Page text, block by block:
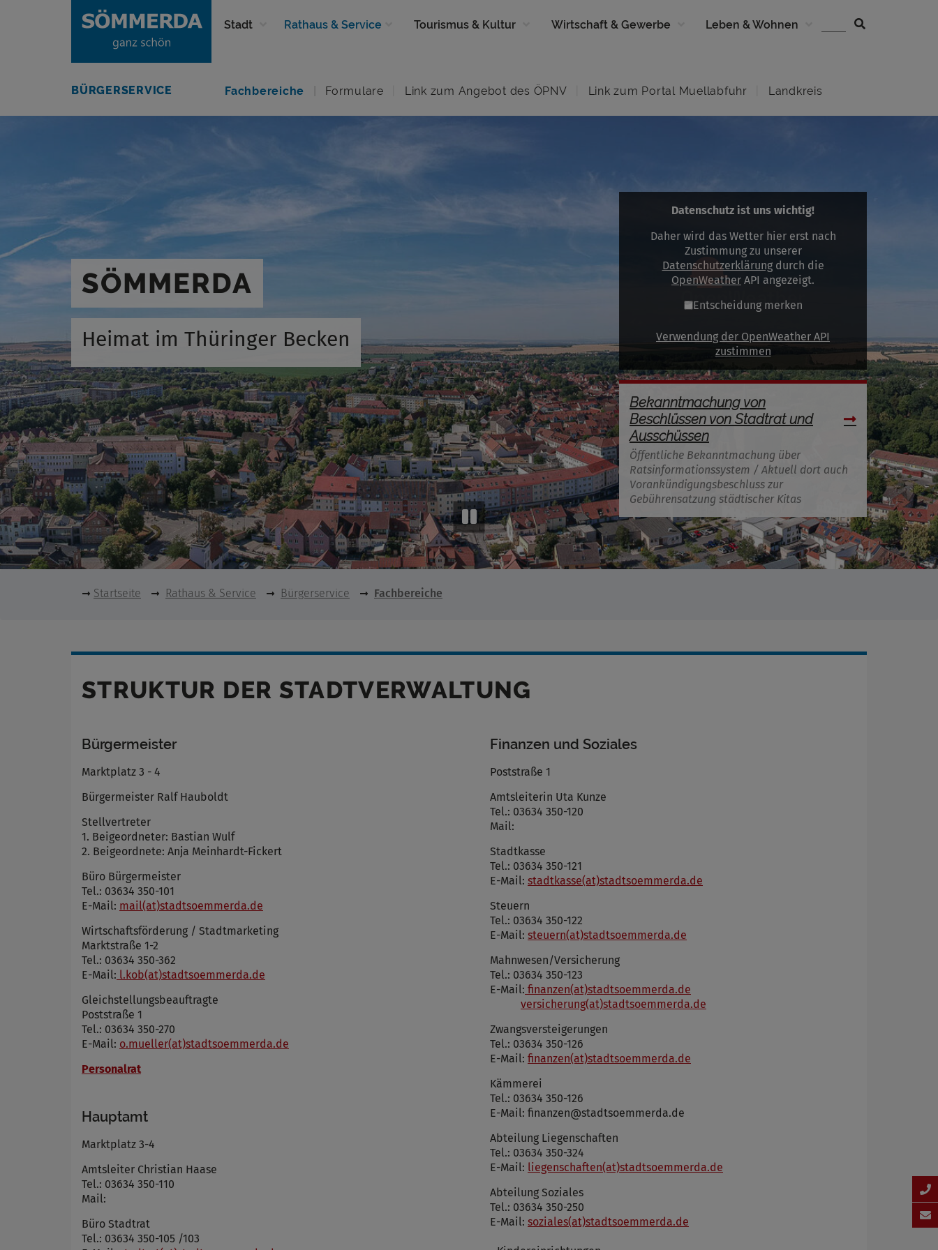
Stadt Rathaus & Service Tourismus & Kultur Wirtschaft & Gewerbe Leben & Wohnen
BÜRGERSERVICE Fachbereiche Formulare Link zum Angebot des ÖPNV Link zum Portal Muellabfuhr Landkreis
SÖMMERDA
Heimat im Thüringer Becken
Datenschutz ist uns wichtig!
Daher wird das Wetter hier erst nach
Zustimmung zu unserer
Datenschutzerklärungdurch die
OpenWeather API angezeigt.
Entscheidung merken
Verwendung der OpenWeather API
zustimmen
Bekanntmachung von
Beschlüssen von Stadtrat und
Ausschüssen
Öffentliche Bekanntmachung über
Ratsinformationssystem / Aktuell dort auch
Vorankündigungsbeschluss zur
Gebührensatzung städtischer Kitas
Startseite Rathaus & Service Bürgerservice Fachbereiche
STRUKTUR DER STADTVERWALTUNG
Bürgermeister
Marktplatz 3 - 4
Bürgermeister Ralf Hauboldt
Stellvertreter
1. Beigeordneter: Bastian Wulf
2. Beigeordnete: Anja Meinhardt-Fickert
Büro Bürgermeister
Tel.: 03634 350-101
E-Mail: mail(at)stadtsoemmerda.de
Wirtschaftsförderung / Stadtmarketing
Marktstraße 1-2
Tel.: 03634 350-362
E-Mail: l.kob(at)stadtsoemmerda.de
Gleichstellungsbeauftragte
Poststraße 1
Tel.: 03634 350-270
E-Mail: o.mueller(at)stadtsoemmerda.de
Personalrat
Hauptamt
Marktplatz 3-4
Amtsleiter Christian Haase
Tel.: 03634 350-110
Mail:
Büro Stadtrat
Tel.: 03634 350-105 /103
Finanzen und Soziales
Poststraße 1
Amtsleiterin Uta Kunze
Tel.: 03634 350-120
Mail:
Stadtkasse
Tel.: 03634 350-121
E-Mail: stadtkasse(at)stadtsoemmerda.de
Steuern
Tel.: 03634 350-122
E-Mail: steuern(at)stadtsoemmerda.de
Mahnwesen/Versicherung
Tel.: 03634 350-123
E-Mail: finanzen(at)stadtsoemmerda.de
versicherung(at)stadtsoemmerda.de
Zwangsversteigerungen
Tel.: 03634 350-126
E-Mail: finanzen(at)stadtsoemmerda.de
Kämmerei
Tel.: 03634 350-126
E-Mail: finanzen@stadtsoemmerda.de
Abteilung Liegenschaften
Tel.: 03634 350-324
E-Mail: liegenschaften(at)stadtsoemmerda.de
Abteilung Soziales
Tel.: 03634 350-250
E-Mail: soziales(at)stadtsoemmerda.de